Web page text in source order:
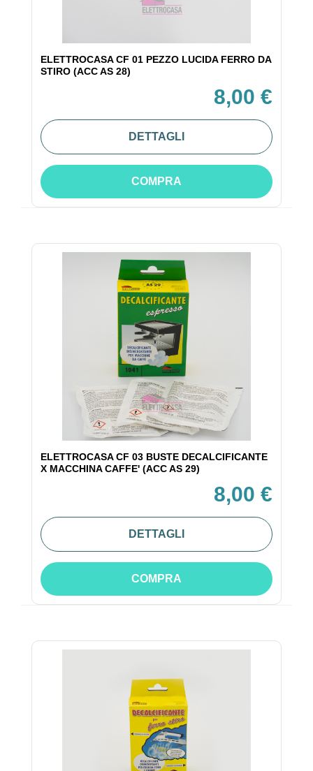
ELETTROCASA CF 01 PEZZO LUCIDA FERRO DA
STIRO (ACC AS 28)
8,00 €
DETTAGLI
COMPRA
ELETTROCASA CF 03 BUSTE DECALCIFICANTE
X MACCHINA CAFFE' (ACC AS 29)
8,00 €
DETTAGLI
COMPRA